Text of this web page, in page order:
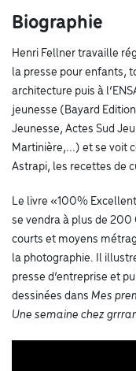
Biographie
Henri Fellner travaille
la presse pour enfants,
architecture puis à
jeunesse (Bayard
Jeunesse, Actes Sud
Martinière,...) et se voit
Astrapi, les recettes de
Le livre «100%
se vendra à plus de
courts et moyens
la photographie. Il
presse d’entreprise et
dessinées dans Mes
Une semaine chez